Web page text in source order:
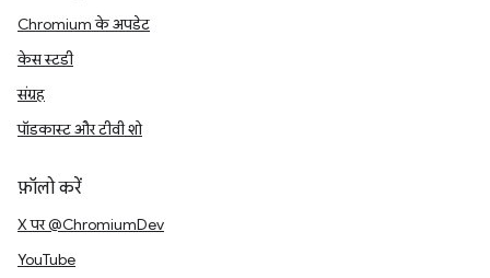
Chromium के अपडेट
केस स्टडी
संग्रह
पॉडकास्ट और टीवी शो
फ़ॉलो करें
X पर @ChromiumDev
YouTube